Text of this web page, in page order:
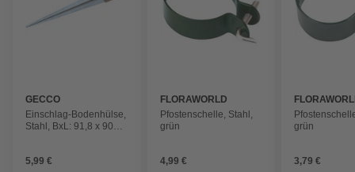
GECCO
Einschlag-Bodenhülse,
Stahl, BxL: 91,8 x 900
5,99 €
FLORAWORLD
Pfostenschelle, Stahl,
grün
4,99 €
grün
3,79 €